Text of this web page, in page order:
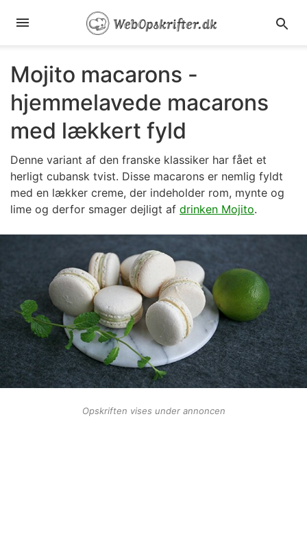
Mojito macarons -
hjemmelavede macarons
med lækkert fyld
Denne variant af den franske klassiker har fået et
herligt cubansk tvist. Disse macarons er nemlig fyldt
med en lækker creme, der indeholder rom, mynte og
lime og derfor smager dejligt af drinken Mojito.
Opskriften vises under annoncen